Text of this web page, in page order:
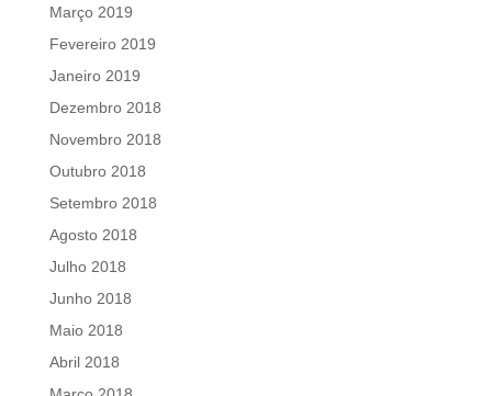
Março 2019
Fevereiro 2019
Janeiro 2019
Dezembro 2018
Novembro 2018
Outubro 2018
Setembro 2018
Agosto 2018
Julho 2018
Junho 2018
Maio 2018
Abril 2018